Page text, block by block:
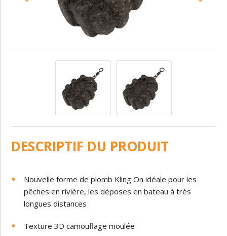
DESCRIPTIF DU PRODUIT
Nouvelle forme de plomb Kling On idéale pour les
pêches en rivière, les déposes en bateau à très
longues distances
Texture 3D camouflage moulée